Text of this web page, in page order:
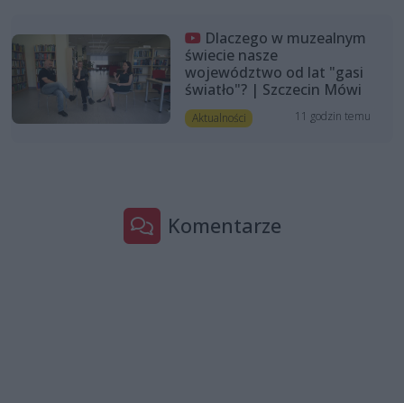
Dlaczego w muzealnym
świecie nasze
województwo od lat "gasi
światło"? | Szczecin Mówi
Aktualności 11 godzin temu
Komentarze